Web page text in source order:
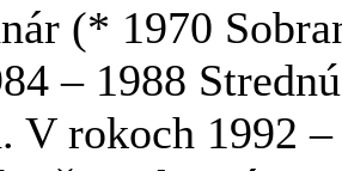
(* 1970
– 1988
V rokoch 1992